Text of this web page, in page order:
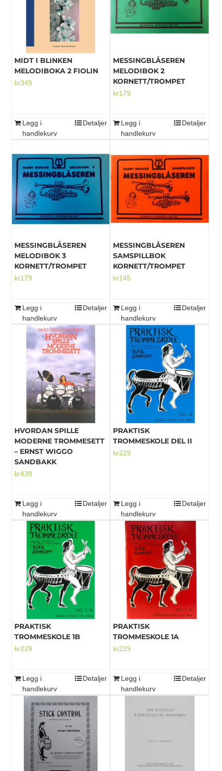
Alternativene
kan
velges
på
produktsiden
MIDT I BLINKEN
MELODIBOKA 2 FIOLIN
kr349
Legg i
handlekurv
Detaljer
MESSINGBLÅSEREN
MELODIBOK 2
KORNETT/TROMPET
kr179
Legg i
handlekurv
Detaljer
MESSINGBLÅSEREN
MELODIBOK 3
KORNETT/TROMPET
kr179
Legg i
handlekurv
Detaljer
MESSINGBLÅSEREN
SAMSPILLBOK
KORNETT/TROMPET
kr145
Legg i
handlekurv
Detaljer
HVORDAN SPILLE
MODERNE TROMMESETT
– ERNST WIGGO
SANDBAKK
kr439
Legg i
handlekurv
Detaljer
PRAKTISK
TROMMESKOLE DEL II
kr229
Legg i
handlekurv
Detaljer
PRAKTISK
TROMMESKOLE 1B
kr229
Legg i
handlekurv
Detaljer
PRAKTISK
TROMMESKOLE 1A
kr229
Legg i
handlekurv
Detaljer